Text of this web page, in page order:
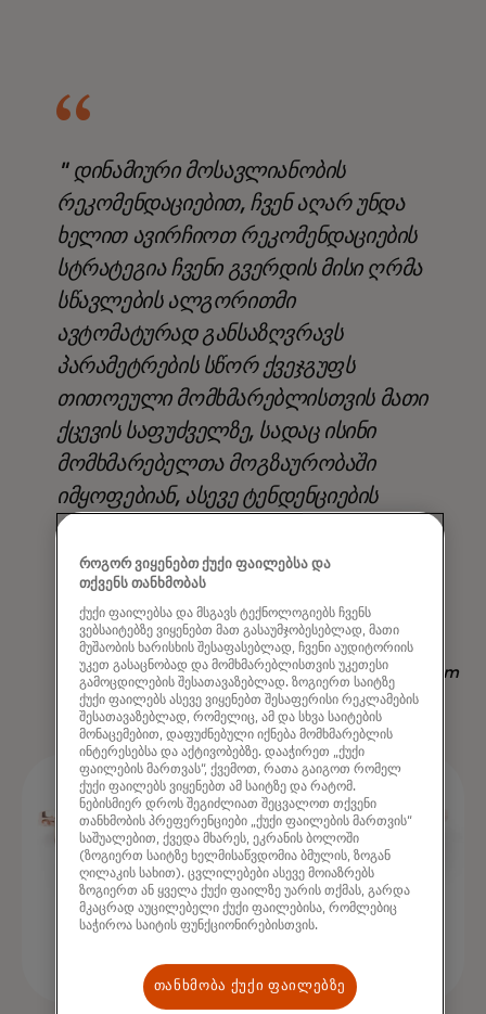
" დინამიური მოსავლიანობის
რეკომენდაციებით, ჩვენ აღარ უნდა
ხელით ავირჩიოთ რეკომენდაციების
სტრატეგია ჩვენი გვერდის მისი ღრმა
სწავლების ალგორითმი
ავტომატურად განსაზღვრავს
პარამეტრების სწორ ქვეჯგუფს
თითოეული მომხმარებლისთვის მათი
ქცევის საფუძველზე, სადაც ისინი
მომხმარებელთა მოგზაურობაში
იმყოფებიან, ასევე ტენდენციების
მიხედვით, რაც ხელმისაწვდომობს
სხვა სტრატეგიას - არა მხოლოდ
გამოყვანის, არამედ დროის
დაზოგვის "
Nadav Yekutiel, Head of Data, GlassesUSA.com
როგორ ვიყენებთ ქუქი ფაილებსა და
თქვენს თანხმობას
ქუქი ფაილებსა და მსგავს ტექნოლოგიებს ჩვენს
ვებსაიტებზე ვიყენებთ მათ გასაუმჯობესებლად, მათი
მუშაობის ხარისხის შესაფასებლად, ჩვენი აუდიტორიის
უკეთ გასაცნობად და მომხმარებლისთვის უკეთესი
გამოცდილების შესათავაზებლად. ზოგიერთ საიტზე
ქუქი ფაილებს ასევე ვიყენებთ შესაფერისი რეკლამების
შესათავაზებლად, რომელიც, ამ და სხვა საიტების
მონაცემებით, დაფუძნებული იქნება მომხმარებლის
ინტერესებსა და აქტივობებზე. დააჭირეთ „ქუქი
ფაილების მართვას“, ქვემოთ, რათა გაიგოთ რომელ
ქუქი ფაილებს ვიყენებთ ამ საიტზე და რატომ.
ნებისმიერ დროს შეგიძლიათ შეცვალოთ თქვენი
თანხმობის პრეფერენციები „ქუქი ფაილების მართვის“
საშუალებით, ქვედა მხარეს, ეკრანის ბოლოში
(ზოგიერთ საიტზე ხელმისაწვდომია ბმულის, ზოგან
ღილაკის სახით). ცვლილებები ასევე მოიაზრებს
ზოგიერთ ან ყველა ქუქი ფაილზე უარის თქმას, გარდა
მკაცრად აუცილებელი ქუქი ფაილებისა, რომლებიც
საჭიროა საიტის ფუნქციონირებისთვის.
თანხმობა ქუქი ფაილებზე